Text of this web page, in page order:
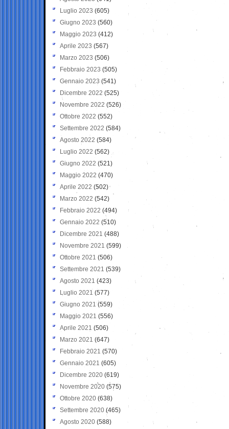
Luglio 2023 (605)
Giugno 2023 (560)
Maggio 2023 (412)
Aprile 2023 (567)
Marzo 2023 (506)
Febbraio 2023 (505)
Gennaio 2023 (541)
Dicembre 2022 (525)
Novembre 2022 (526)
Ottobre 2022 (552)
Settembre 2022 (584)
Agosto 2022 (584)
Luglio 2022 (562)
Giugno 2022 (521)
Maggio 2022 (470)
Aprile 2022 (502)
Marzo 2022 (542)
Febbraio 2022 (494)
Gennaio 2022 (510)
Dicembre 2021 (488)
Novembre 2021 (599)
Ottobre 2021 (506)
Settembre 2021 (539)
Agosto 2021 (423)
Luglio 2021 (577)
Giugno 2021(559)
Maggio 2021 (556)
Aprile 2021 (506)
Marzo 2021 (647)
Febbraio 2021 (570)
Gennaio 2021 (605)
Dicembre 2020 (619)
Novembre 2020 (575)
Ottobre 2020 (638)
Settembre 2020(465)
Agosto 2020 (588)